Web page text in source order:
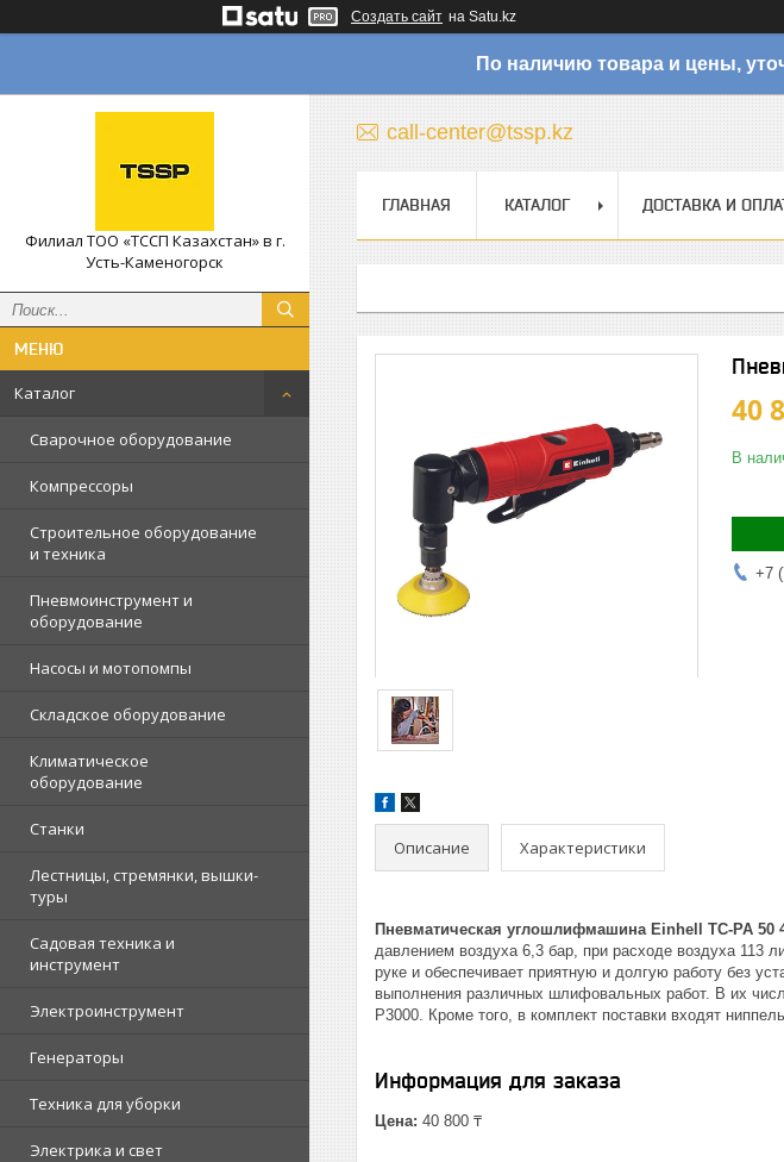
Создать сайт на Satu.kz
По наличию товара и цены,
Филиал ТОО «ТССП Казахстан» в г.
Усть-Каменогорск
Каталог
Сварочное оборудование
Компрессоры
Строительное оборудование
и техника
Пневмоинструмент и
оборудование
Насосы и мотопомпы
Складское оборудование
Климатическое
оборудование
Станки
Лестницы, стремянки, вышки-
туры
Садовая техника и
инструмент
Электроинструмент
Генераторы
Техника для уборки
Электрика и свет
call-center@tssp.kz
ГЛАВНАЯ КАТАЛОГ ДОСТАВКА И
40
В
+7
Описание Характеристики
Пневматическая углошлифмашина Einhell TC-PA 50
давлением воздуха 6,3 бар, при расходе воздуха 113
руке и обеспечивает приятную и долгую работу без
выполнения различных шлифовальных работ. В их
P3000. Кроме того, в комплект поставки входят
Информация для заказа
Цена: 40 800 ₸